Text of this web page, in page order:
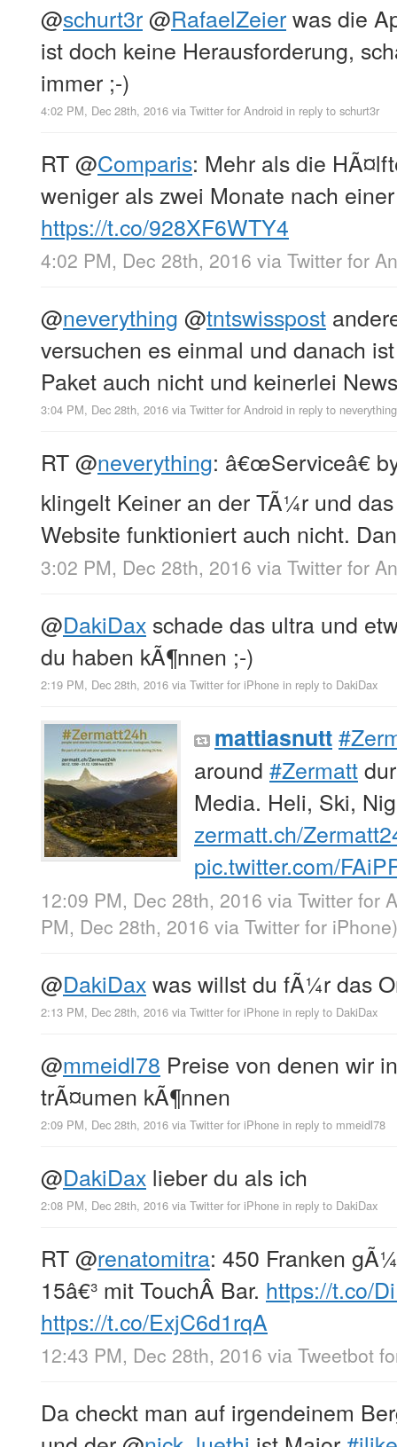
@schurt3r@RafaelZeierwas die
ist doch keine Herausforderung,
immer ;-)
4:02 PM, Dec 28th, 2016 via Twitter for Android in reply to schurt3r
RT@Comparis: Mehr als die
weniger als zwei Monate nach
https://t.co/928XF6WTY4
4:02 PM, Dec 28th, 2016 via Twitter for
@neverything @tntswisspost
versuchen es einmal und danach
Paket auch nicht und keinerlei News
3:04 PM, Dec 28th, 2016 via Twitter for Android in reply to neverything
RT@neverything: â€œServiceâ€
klingelt Keiner an der TÃ¼r und
Website funktioniert auch nicht.
3:02 PM, Dec 28th, 2016 via Twitter for
@DakiDax schade das ultra und
du haben kÃ¶nnen ;-)
2:19 PM, Dec 28th, 2016 via Twitter for iPhone in reply to DakiDax
mattiasnutt
around #Zermatt
Media. Heli, Ski,
zermatt.ch/
pic.twitter.com/
12:09 PM, Dec 28th, 2016 via Twitter for
PM, Dec 28th, 2016 via Twitter for iPhone)
@DakiDaxwas willst du fÃ¼r das
2:13 PM, Dec 28th, 2016 via Twitter for iPhone in reply to DakiDax
@mmeidl78 Preise von denen wir
trÃ¤umen kÃ¶nnen
2:09 PM, Dec 28th, 2016 via Twitter for iPhone in reply to mmeidl78
@DakiDax lieber du als ich
2:08 PM, Dec 28th, 2016 via Twitter for iPhone in reply to DakiDax
RT@renatomitra: 450 Franken
15â€³ mit TouchÂ Bar. https://t.co/
https://t.co/ExjC6d1rqA
12:43 PM, Dec 28th, 2016 via Tweetbot
Da checkt man auf irgendeinem